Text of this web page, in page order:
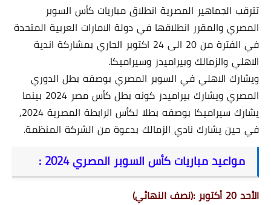
تترقب الجماهير المصرية انطلاق مباريات كأس السوبر
المصري والمقرر انطلاقها في دولة الامارات العربية المتحدة
في الفترة من 20 الى 24 اكتوبر الجاري بمشاركة اندية
الاهلي والزمالك وبيراميدز وسيراميكا.
ويشارك الاهلي في السوبر المصري بوصفه بطل الدوري
المصري ويشارك بيراميدز كونه بطل كأس مصر 2024 بينما
يشارك سيراميكا بوصفه بطلا لكأس الرابطة المصرية 2024,
في حين يشارك نادي الزمالك بدعوة من الشركة المنظمة.
مواعيد مباريات كأس السوبر المصري 2024 :
الأحد 20 أكتوبر :(نصف النهائي)